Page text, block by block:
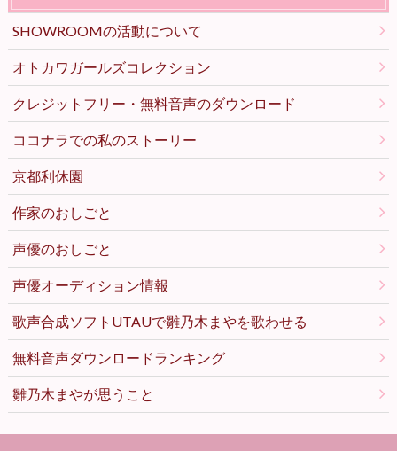
SHOWROOMの活動について
オトカワガールズコレクション
クレジットフリー・無料音声のダウンロード
ココナラでの私のストーリー
京都利休園
作家のおしごと
声優のおしごと
声優オーディション情報
歌声合成ソフトUTAUで雛乃木まやを歌わせる
無料音声ダウンロードランキング
雛乃木まやが思うこと